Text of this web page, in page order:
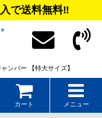
で送料無料‼
ンパー 【特大サイズ】
カート メニュー